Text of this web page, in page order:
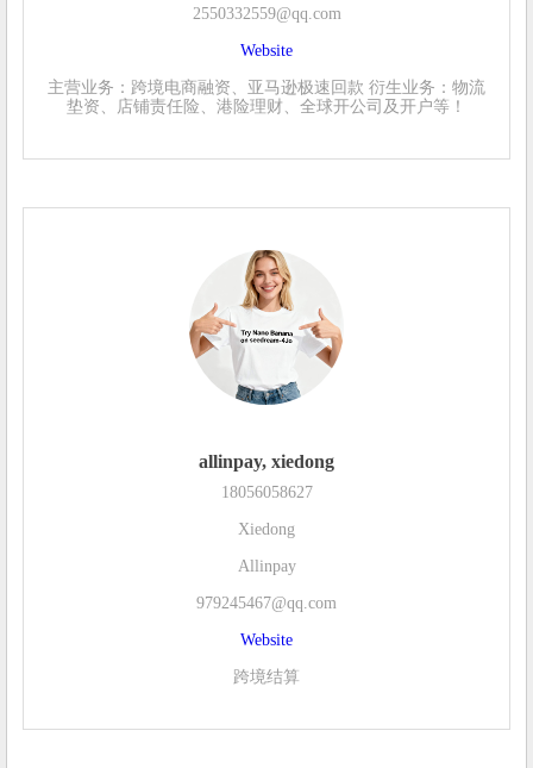
2550332559@qq.com
Website
主营业务：跨境电商融资、亚马逊极速回款 衍生业务：物流
垫资、店铺责任险、港险理财、全球开公司及开户等！
allinpay, xiedong
18056058627
Xiedong
Allinpay
979245467@qq.com
Website
跨境结算